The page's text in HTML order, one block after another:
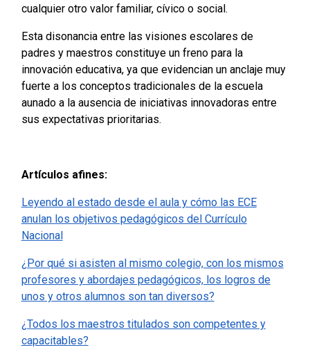
cualquier otro valor familiar, cívico o social.
Esta disonancia entre las visiones escolares de
padres y maestros constituye un freno para la
innovación educativa, ya que evidencian un anclaje muy
fuerte a los conceptos tradicionales de la escuela
aunado a la ausencia de iniciativas innovadoras entre
sus expectativas prioritarias.
Artículos afines:
Leyendo al estado desde el aula y cómo las ECE
anulan los objetivos pedagógicos del Currículo
Nacional
¿Por qué si asisten al mismo colegio, con los mismos
profesores y abordajes pedagógicos, los logros de
unos y otros alumnos son tan diversos?
¿Todos los maestros titulados son competentes y
capacitables?